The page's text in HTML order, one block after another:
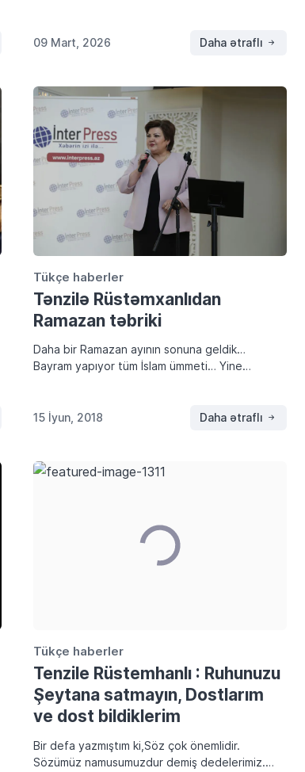
Orta Doğu’da alevlenen […]
09 Mart, 2026 Daha ətraflı
Tükçe haberler
Tənzilə Rüstəmxanlıdan
Ramazan təbriki
Daha bir Ramazan ayının sonuna geldik…
Bayram yapıyor tüm İslam ümmeti… Yine
kutlu olsun” mesajı eksik olmuyor… Ama diller […]
15 İyun, 2018 Daha ətraflı
Tükçe haberler
Tenzile Rüstemhanlı : Ruhunuzu
Şeytana satmayın, Dostlarım
ve dost bildiklerim
Bir defa yazmıştım ki,Söz çok önemlidir.
Sözümüz namusumuzdur demiş dedelerimiz.